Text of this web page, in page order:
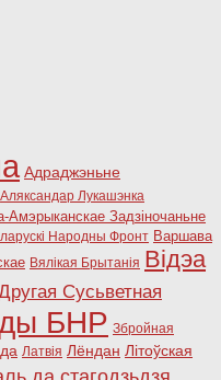
Адраджэньне
Аляксандар Лукашэнка
Амэрыканскае Задзіночаньне
Народны Фронт Варшава
Вялікая Брытанія Відэа
Сусьветная
БНР Збройная
Латвія Лёндан Літоўская